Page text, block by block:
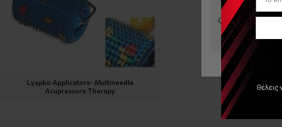
Lyapko Applicators- Multineedle
Acupressure Therapy